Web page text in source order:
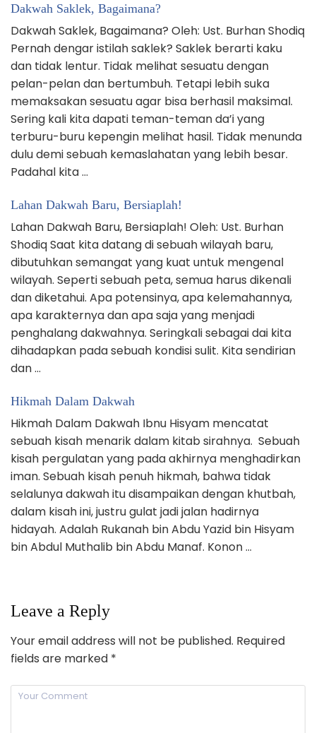
Dakwah Saklek, Bagaimana?
Dakwah Saklek, Bagaimana? Oleh: Ust. Burhan Shodiq
Pernah dengar istilah saklek? Saklek berarti kaku
dan tidak lentur. Tidak melihat sesuatu dengan
pelan-pelan dan bertumbuh. Tetapi lebih suka
memaksakan sesuatu agar bisa berhasil maksimal.
Sering kali kita dapati teman-teman da’i yang
terburu-buru kepengin melihat hasil. Tidak menunda
dulu demi sebuah kemaslahatan yang lebih besar.
Padahal kita …
Lahan Dakwah Baru, Bersiaplah!
Lahan Dakwah Baru, Bersiaplah! Oleh: Ust. Burhan
Shodiq Saat kita datang di sebuah wilayah baru,
dibutuhkan semangat yang kuat untuk mengenal
wilayah. Seperti sebuah peta, semua harus dikenali
dan diketahui. Apa potensinya, apa kelemahannya,
apa karakternya dan apa saja yang menjadi
penghalang dakwahnya. Seringkali sebagai dai kita
dihadapkan pada sebuah kondisi sulit. Kita sendirian
dan …
Hikmah Dalam Dakwah
Hikmah Dalam Dakwah Ibnu Hisyam mencatat
sebuah kisah menarik dalam kitab sirahnya. Sebuah
kisah pergulatan yang pada akhirnya menghadirkan
iman. Sebuah kisah penuh hikmah, bahwa tidak
selalunya dakwah itu disampaikan dengan khutbah,
dalam kisah ini, justru gulat jadi jalan hadirnya
hidayah. Adalah Rukanah bin Abdu Yazid bin Hisyam
bin Abdul Muthalib bin Abdu Manaf. Konon …
Leave a Reply
Your email address will not be published. Required
fields are marked *